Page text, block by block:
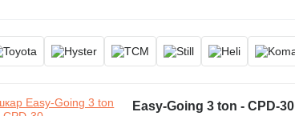
Easy-Going 3 ton - CPD-30